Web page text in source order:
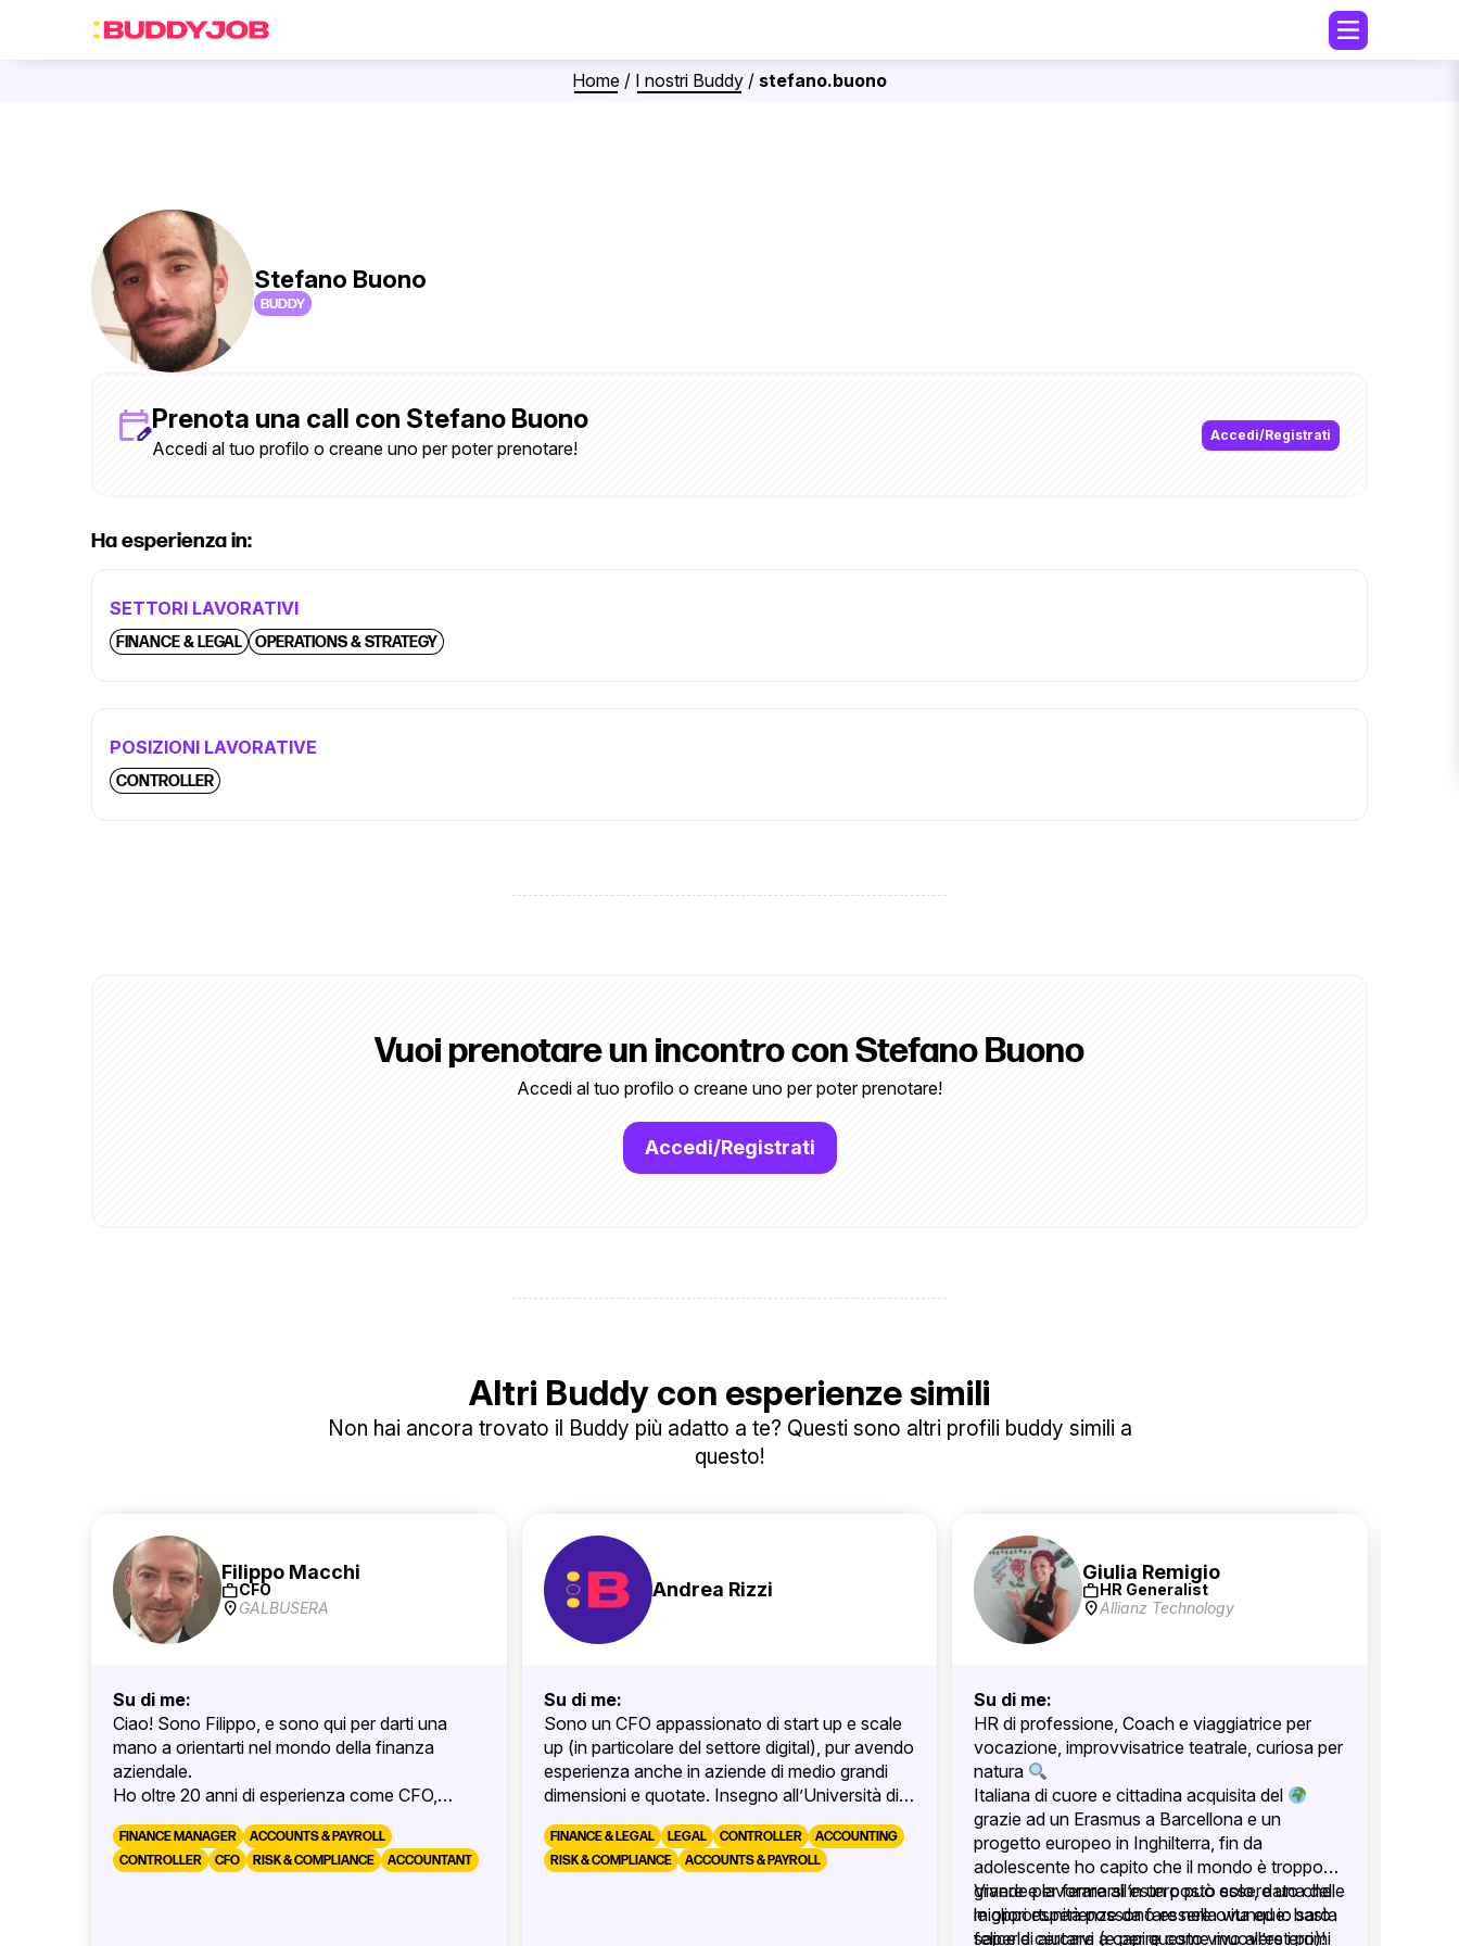
Home / I nostri Buddy / stefano.buono
Stefano Buono
BUDDY
Prenota una call con Stefano Buono
Accedi al tuo profilo o creane uno per poter prenotare!
Accedi/Registrati
Ha esperienza in:
SETTORI LAVORATIVI
FINANCE & LEGAL OPERATIONS & STRATEGY
POSIZIONI LAVORATIVE
CONTROLLER
Vuoi prenotare un incontro con Stefano Buono
Accedi al tuo profilo o creane uno per poter prenotare!
Accedi/Registrati
Altri Buddy con esperienze simili
Non hai ancora trovato il Buddy più adatto a te? Questi sono altri profili buddy simili a
questo!
Filippo Macchi
workCFO
location_onGALBUSERA
Su di me:
Ciao! Sono Filippo, e sono qui per darti una
mano a orientarti nel mondo della finanza
aziendale.
Ho oltre 20 anni di esperienza come CFO,
maturata tra Italia e Svizzera, in aziende
familiari e gruppi multinazionali. Dopo la laurea
in Economia, ho completato di recente un
FINANCE MANAGER
ACCOUNTS & PAYROLL
CONTROLLER
CFO RISK & COMPLIANCE ACCOUNTANT
Andrea Rizzi
Su di me:
Sono un CFO appassionato di start up e scale
up (in particolare del settore digital), pur avendo
esperienza anche in aziende di medio grandi
dimensioni e quotate. Insegno all’Università di
Ca’ Foscari (Planning e Digital Management) e
faccio consulenze e mentoring per PMI. Ho
iniziato la mia carriera come revisore contabile
FINANCE & LEGAL LEGAL CONTROLLER
ACCOUNTING
RISK & COMPLIANCE
ACCOUNTS & PAYROLL
Giulia Remigio
workHR Generalist
location_onAllianz Technology
Su di me:
HR di professione, Coach e viaggiatrice per
vocazione, improvvisatrice teatrale, curiosa per
natura
Italiana di cuore e cittadina acquisita del
grazie ad un Erasmus a Barcellona e un
progetto europeo in Inghilterra, fin da
adolescente ho capito che il mondo è troppo
grande per fermarsi in un posto solo, dato che
le opportunità possono essere ovunque: basta
saperle cercare (e per questo vivo all’estero)!
Vivere e lavorare all’estero può essere una delle
migliori esperienze da fare nella vita ed io sarò
felice di aiutarvi a capire come muovere i primi